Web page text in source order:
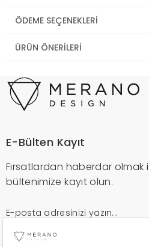
ÖDEME SEÇENEKLERI
ÜRÜN ÖNERILERI
E-Bülten Kayıt
Fırsatlardan haberdar olmak
bültenimize kayıt olun.